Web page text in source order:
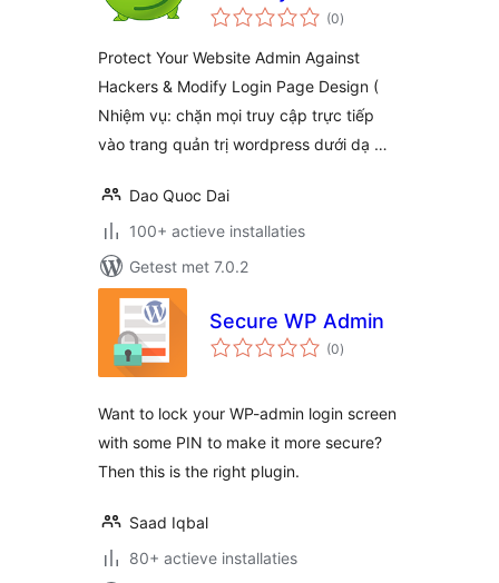
(0totaal
waarderingen
)
Protect Your Website Admin Against
Hackers & Modify Login Page Design (
Nhiệm vụ: chặn mọi truy cập trực tiếp
vào trang quản trị wordpress dưới dạ …
Dao Quoc Dai
100+ actieve installaties
Getest met 7.0.2
Secure WP Admin
(0totaal
waarderingen
)
Want to lock your WP-admin login screen
with some PIN to make it more secure?
Then this is the right plugin.
Saad Iqbal
80+ actieve installaties